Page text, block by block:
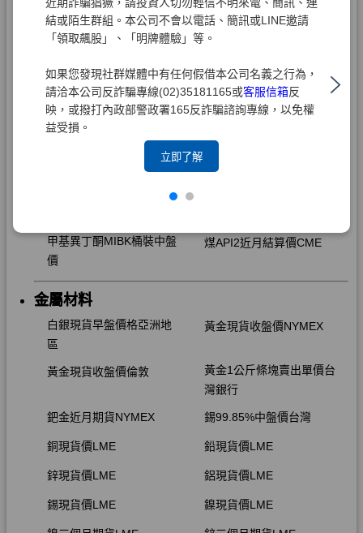
結或陌生群組。本公司不會以電話、簡訊或LINE邀請
「領取飆股」、「明牌體驗」等。
如果您發現社群媒體中有任何假借本公司名義之行為，
請洽本公司反詐騙專線(02)35181165或客服信箱反
映，或撥打內政部警政署165反詐騙諮詢專線，以免權
益受損。
立即了解